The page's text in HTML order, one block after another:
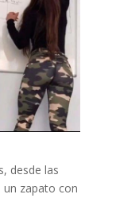
desde las
zapato con